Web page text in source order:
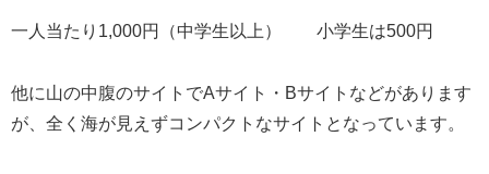
一人当たり1,000円（中学生以上） 小学生は500円
他に山の中腹のサイトでAサイト・Bサイトなどがあります
が、全く海が見えずコンパクトなサイトとなっています。